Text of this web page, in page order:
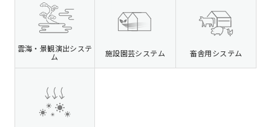
雲海・景観演出システ
ム
施設園芸システム 畜舎用システム